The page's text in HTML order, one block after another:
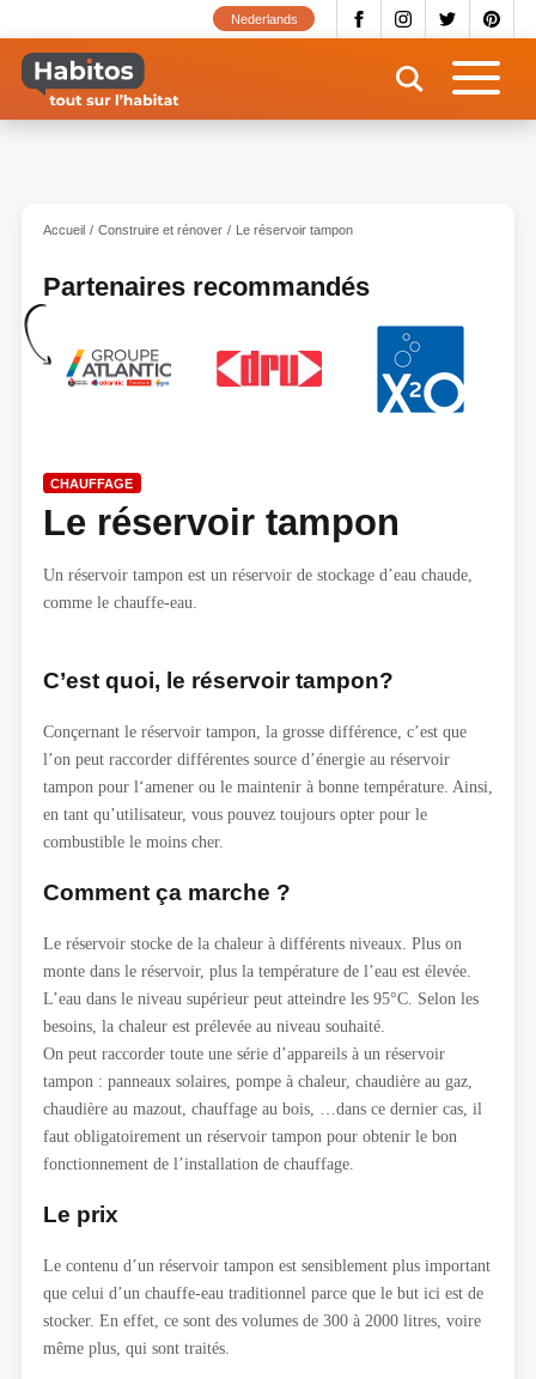
contenu
principal
Nederlands
Accueil Construire et rénover Le réservoir tampon
Partenaires recommandés
CHAUFFAGE
Le réservoir tampon
Un réservoir tampon est un réservoir de stockage d’eau chaude,
comme le chauffe-eau.
C’est quoi, le réservoir tampon?
Conçernant le réservoir tampon, la grosse différence, c’est que
l’on peut raccorder différentes source d’énergie au réservoir
tampon pour l‘amener ou le maintenir à bonne température. Ainsi,
en tant qu’utilisateur, vous pouvez toujours opter pour le
combustible le moins cher.
Comment ça marche ?
Le réservoir stocke de la chaleur à différents niveaux. Plus on
monte dans le réservoir, plus la température de l’eau est élevée.
L’eau dans le niveau supérieur peut atteindre les 95°C. Selon les
besoins, la chaleur est prélevée au niveau souhaité.
On peut raccorder toute une série d’appareils à un réservoir
tampon : panneaux solaires, pompe à chaleur, chaudière au gaz,
chaudière au mazout, chauffage au bois, …dans ce dernier cas, il
faut obligatoirement un réservoir tampon pour obtenir le bon
fonctionnement de l’installation de chauffage.
Le prix
Le contenu d’un réservoir tampon est sensiblement plus important
que celui d’un chauffe-eau traditionnel parce que le but ici est de
stocker. En effet, ce sont des volumes de 300 à 2000 litres, voire
même plus, qui sont traités.